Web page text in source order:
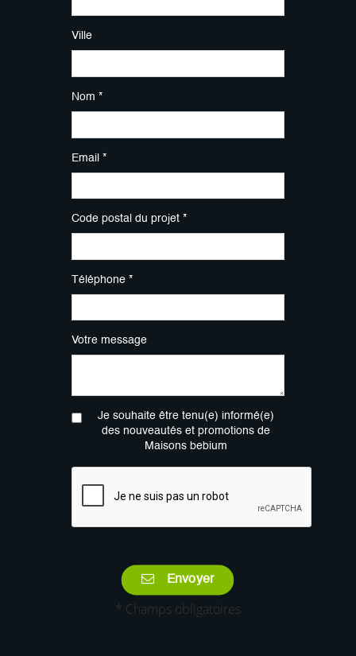
Ville
Nom *
Email *
Code postal du projet *
Téléphone *
Votre message
Je souhaite être tenu(e) informé(e)
des nouveautés et promotions de
Maisons bebium
Envoyer
* Champs obligatoires